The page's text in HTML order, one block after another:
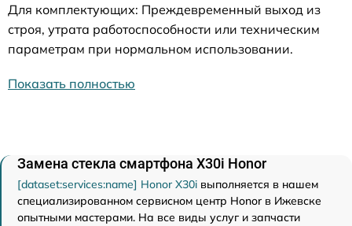
Для комплектующих: Преждевременный выход из
строя, утрата работоспособности или техническим
параметрам при нормальном использовании.
Показать полностью
Замена стекла смартфона X30i Honor
[dataset:services:name] Honor X30i выполняется в нашем
специализированном сервисном центр Honor в Ижевске
опытными мастерами. На все виды услуг и запчасти